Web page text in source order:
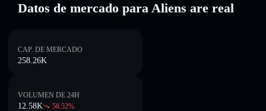
Datos de mercado para Aliens are real
CAP. DE MERCADO
258.26K
VOLUMEN DE 24H
12.58K 58.52%